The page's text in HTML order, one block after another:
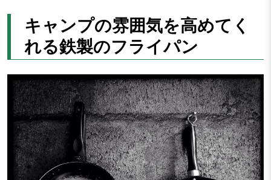
キャンプの雰囲気を高めてく
れる鉄製のフライパン